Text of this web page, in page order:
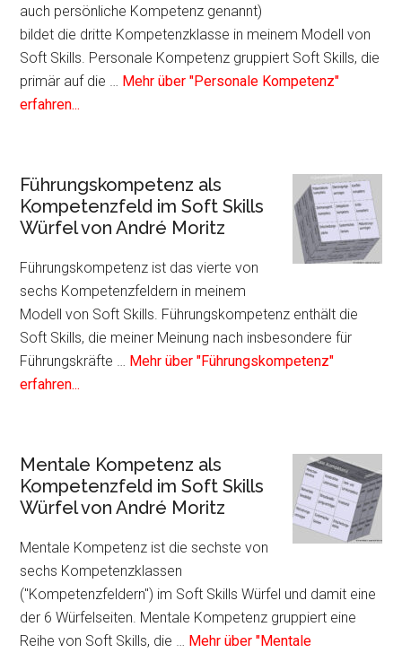
auch persönliche Kompetenz genannt)
bildet die dritte Kompetenzklasse in meinem Modell von
Soft Skills. Personale Kompetenz gruppiert Soft Skills, die
primär auf die … Mehr über "Personale Kompetenz"
erfahren...
Personale
Kompetenz
als
im
Soft
Skills
Würfel
von
Führungskompetenz als
Kompetenzfeld im Soft Skills
Würfel von André Moritz
Führungskompetenz ist das vierte von
sechs Kompetenzfeldern in meinem
Modell von Soft Skills. Führungskompetenz enthält die
Soft Skills, die meiner Meinung nach insbesondere für
Führungskräfte … Mehr über "Führungskompetenz"
erfahren...
Führungskompetenz
als
Kompetenzfeld
Soft
Skills
Würfel
von
André
Mentale Kompetenz als
Kompetenzfeld im Soft Skills
Würfel von André Moritz
Mentale Kompetenz ist die sechste von
sechs Kompetenzklassen
("Kompetenzfeldern") im Soft Skills Würfel und damit eine
der 6 Würfelseiten. Mentale Kompetenz gruppiert eine
Reihe von Soft Skills, die … Mehr über "Mentale